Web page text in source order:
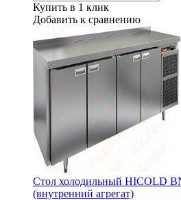
Купить в 1 клик
Добавить к сравнению
Стол холодильный HICOLD
(внутренний агрегат)